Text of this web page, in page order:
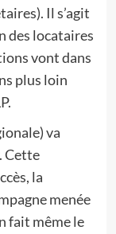
Il s’agit
des locataires
vont dans
plus loin
va
Cette
la
menée
fait même le